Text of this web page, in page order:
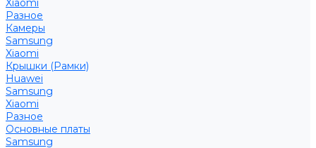
Xiaomi
Разное
Камеры
Samsung
Xiaomi
Крышки (Рамки)
Huawei
Samsung
Xiaomi
Разное
Основные платы
Samsung